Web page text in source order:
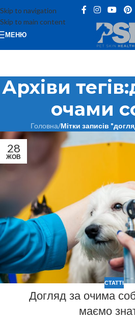
Skip to navigation
Skip to main content
МЕНЮ
Архіви
очами
Головна/Мітки записів
28
ЖОВ
СТАТТІ
Догляд за очима
маємо